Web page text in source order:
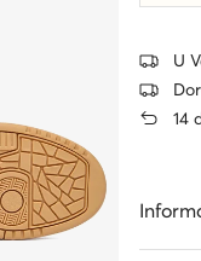
U
14